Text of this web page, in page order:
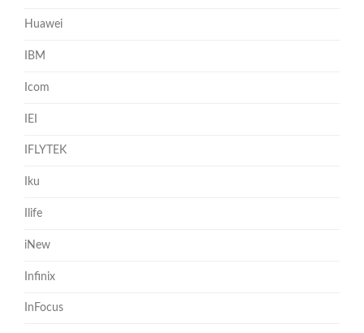
Huawei
IBM
Icom
IEI
IFLYTEK
Iku
Ilife
iNew
Infinix
InFocus